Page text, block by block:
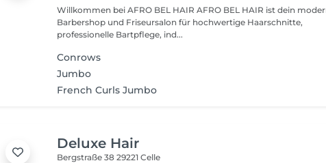
Willkommen bei AFRO BEL HAIR AFRO BEL HAIR ist dein moderner
Barbershop und Friseursalon für hochwertige Haarschnitte,
professionelle Bartpflege, ind...
Conrows
Jumbo
French Curls Jumbo
Deluxe Hair
Bergstraße 3829221 Celle